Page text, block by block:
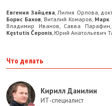
Евгения Зайцева,Лилия Орлова,
Борис Бахов, Виталий Комаров, Марк
Владимир Иванов, Савва Парафин,
Kęstutis Čeponis, Юрий Анатольевич
Что делать
Кирилл Данилин
ИТ-специалист